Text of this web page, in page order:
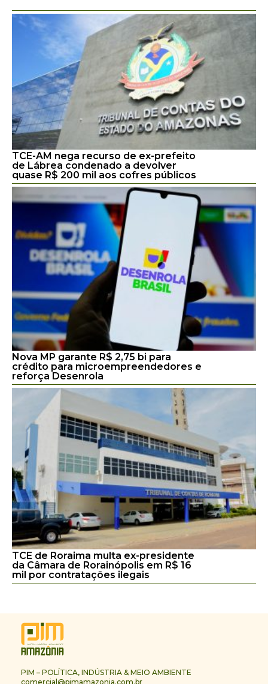
TCE-AM nega recurso de ex-prefeito
de Lábrea condenado a devolver
quase R$ 200 mil aos cofres públicos
Nova MP garante R$ 2,75 bi para
crédito para microempreendedores e
reforça Desenrola
TCE de Roraima multa ex-presidente
da Câmara de Rorainópolis em R$ 16
mil por contratações ilegais
PIM – POLÍTICA, INDÚSTRIA & MEIO AMBIENTE
comercial@pimamazonia.com.br